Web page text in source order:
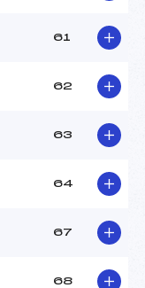
61
62
63
64
67
68